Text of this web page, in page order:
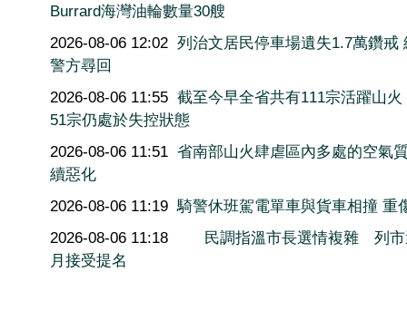
Burrard海灣油輪數量30艘
2026-08-06 12:02 列治文居民停車場遺失1.7萬鑽戒
警方尋回
2026-08-06 11:55 截至今早全省共有111宗活躍山火
51宗仍處於失控狀態
2026-08-06 11:51 省南部山火肆虐區內多處的空氣
續惡化
2026-08-06 11:19 騎警休班駕電單車與貨車相撞 重
2026-08-06 11:18
民調指溫市長選情複雜 列
月接受提名